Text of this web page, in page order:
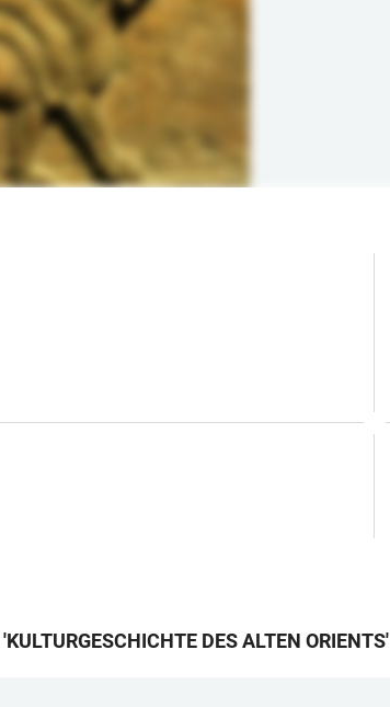
'KULTURGESCHICHTE DES ALTEN ORIENTS'